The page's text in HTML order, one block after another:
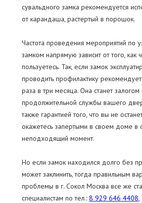
сувальдного замка рекомендуется
от карандаша, растертый в порошок.
Частота проведения мероприятий по
замком напрямую зависит от того, как
пользуетесь. Так, если замок
проводить профилактику
раза в три месяца. Она станет
продолжительной службы вашего
также гарантией того, что вы не
окажетесь запертыми в своем доме в
неподходящий момент.
Но если замок находился долго без
может заклинить, тогда правильным
проблемы в г. Сокол Москва все же
специалистам по тел.: 8 929 646 4408,